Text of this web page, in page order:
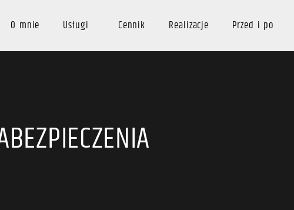
O mnie Usługi Cennik Realizacje Przed i po